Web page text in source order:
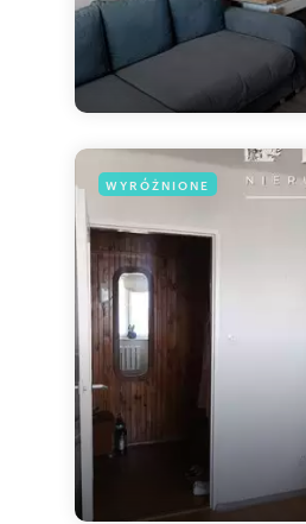
WYRÓŻNIONE